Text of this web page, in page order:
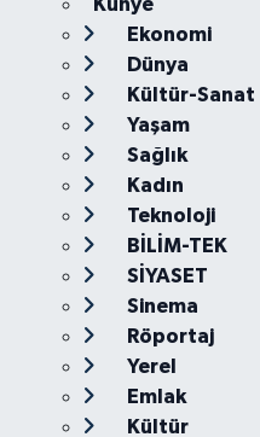
Künye
Ekonomi
Dünya
Kültür-Sanat
Yaşam
Sağlık
Kadın
Teknoloji
BİLİM-TEK
SİYASET
Sinema
Röportaj
Yerel
Emlak
Kültür